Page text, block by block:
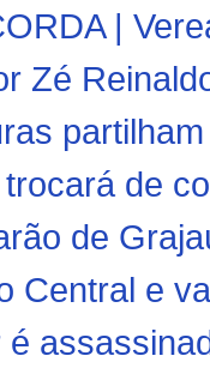
|
Zé
de
de
Central e
é